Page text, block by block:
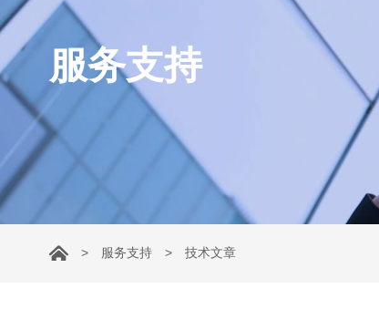
服务支持
> 服务支持> 技术文章